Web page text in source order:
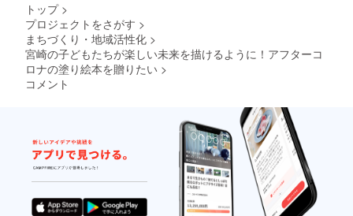
トップ >
プロジェクトをさがす >
まちづくり・地域活性化 >
宮崎の子どもたちが楽しい未来を描けるように！アフターコ
ロナの塗り絵本を贈りたい >
コメント